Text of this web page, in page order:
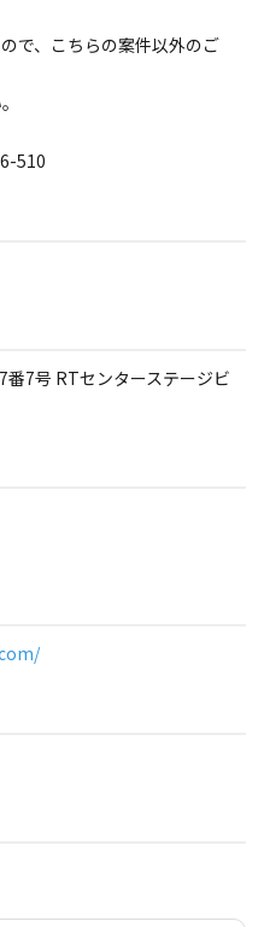
で、こちらの案件以外のご
510
7号 RTセンターステージビ